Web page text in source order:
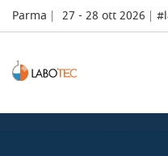
Parma 27 - 28 ott 2026